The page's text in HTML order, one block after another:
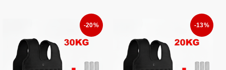
-13%
-20%